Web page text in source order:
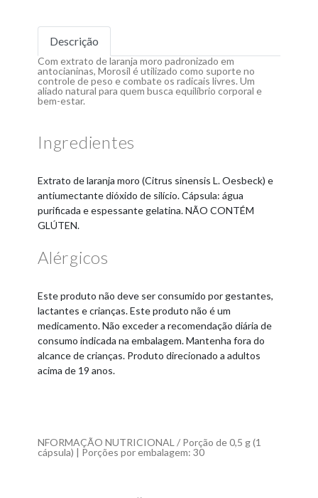
Descrição
Com extrato de laranja moro padronizado em
antocianinas, Morosil é utilizado como suporte no
controle de peso e combate os radicais livres. Um
aliado natural para quem busca equilíbrio corporal e
bem-estar.
Ingredientes
Extrato de laranja moro (Citrus sinensis L. Oesbeck) e
antiumectante dióxido de silício. Cápsula: água
purificada e espessante gelatina. NÃO CONTÉM
GLÚTEN.
Alérgicos
Este produto não deve ser consumido por gestantes,
lactantes e crianças. Este produto não é um
medicamento. Não exceder a recomendação diária de
consumo indicada na embalagem. Mantenha fora do
alcance de crianças. Produto direcionado a adultos
acima de 19 anos.
NFORMAÇÃO NUTRICIONAL / Porção de 0,5 g (1
cápsula) | Porções por embalagem: 30